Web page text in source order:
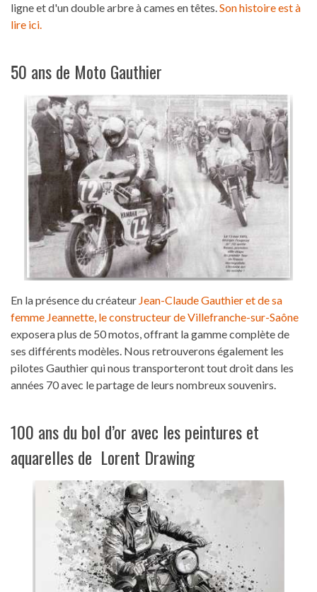
ligne et d'un double arbre à cames en têtes.Son histoire est à
lire ici.
50 ans de Moto Gauthier
En la présence du créateur Jean-Claude Gauthier et de sa
femme Jeannette, le constructeur de Villefranche-sur-Saône
exposera plus de 50 motos, offrant la gamme complète de
ses différents modèles. Nous retrouverons également les
pilotes Gauthier qui nous transporteront tout droit dans les
années 70 avec le partage de leurs nombreux souvenirs.
100 ans du bol d’or avec les peintures et
aquarelles de Lorent Drawing